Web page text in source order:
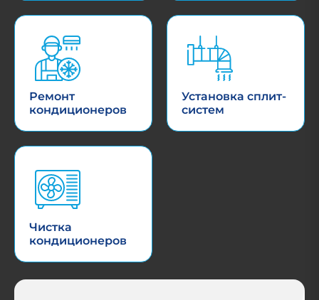
Ремонт
кондиционеров
Установка сплит-
систем
Чистка
кондиционеров